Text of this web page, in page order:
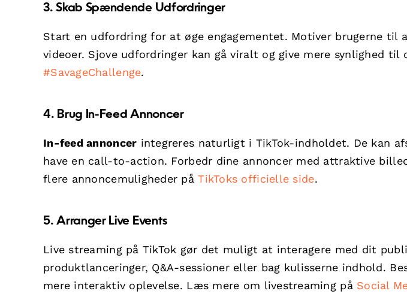
3. Skab Spændende Udfordringer
Start en udfordring for at øge engagementet. Motiver brugerne til
videoer. Sjove udfordringer kan gå viralt og give mere synlighed til
#SavageChallenge.
4. Brug In-Feed Annoncer
In-feed annoncer integreres naturligt i TikTok-indholdet. De kan
have en call-to-action. Forbedr dine annoncer med attraktive
flere annoncemuligheder påTikToks officielle side.
5. Arranger Live Events
Live streaming på TikTok gør det muligt at interagere med dit
produktlanceringer, Q&A-sessioner eller bag kulisserne indhold.
mere interaktiv oplevelse. Læs mere om livestreaming på Social